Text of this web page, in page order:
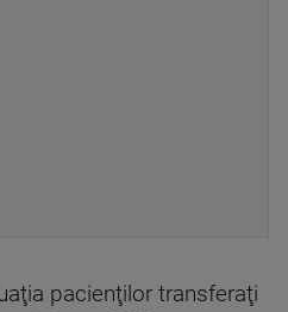
pacienţilor transferaţi